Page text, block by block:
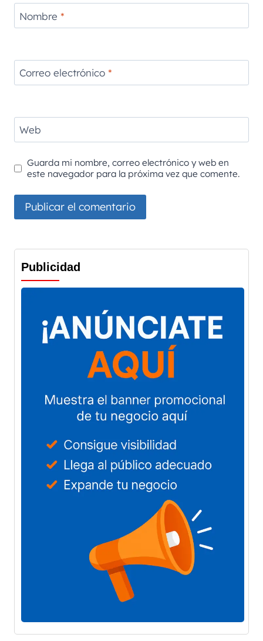
Nombre *
Correo electrónico *
Web
Guarda mi nombre, correo electrónico y web en
este navegador para la próxima vez que comente.
Publicidad